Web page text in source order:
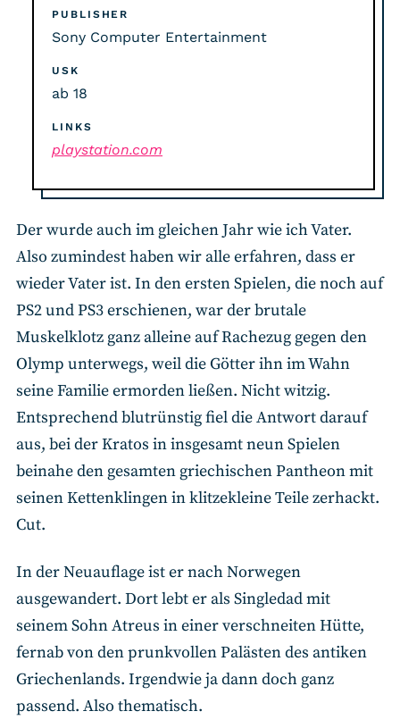
PUBLISHER
Sony Computer Entertainment
USK
ab 18
LINKS
playstation.com
Der wurde auch im gleichen Jahr wie ich Vater.
Also zumindest haben wir alle erfahren, dass er
wieder Vater ist. In den ersten Spielen, die noch auf
PS2 und PS3 erschienen, war der brutale
Muskelklotz ganz alleine auf Rachezug gegen den
Olymp unterwegs, weil die Götter ihn im Wahn
seine Familie ermorden ließen. Nicht witzig.
Entsprechend blutrünstig fiel die Antwort darauf
aus, bei der Kratos in insgesamt neun Spielen
beinahe den gesamten griechischen Pantheon mit
seinen Kettenklingen in klitzekleine Teile zerhackt.
Cut.
In der Neuauflage ist er nach Norwegen
ausgewandert. Dort lebt er als Singledad mit
seinem Sohn Atreus in einer verschneiten Hütte,
fernab von den prunkvollen Palästen des antiken
Griechenlands. Irgendwie ja dann doch ganz
passend. Also thematisch.